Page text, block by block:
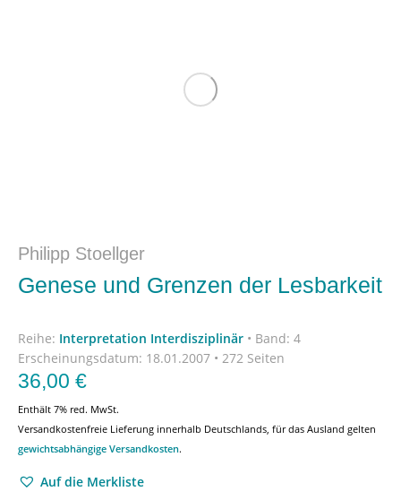
Philipp Stoellger
Genese und Grenzen der Lesbarkeit
Reihe: Interpretation Interdisziplinär • Band: 4
Erscheinungsdatum: 18.01.2007 • 272 Seiten
36,00 €
Enthält 7% red. MwSt.
Versandkostenfreie Lieferung innerhalb Deutschlands, für das Ausland gelten
gewichtsabhängige Versandkosten.
Auf die Merkliste